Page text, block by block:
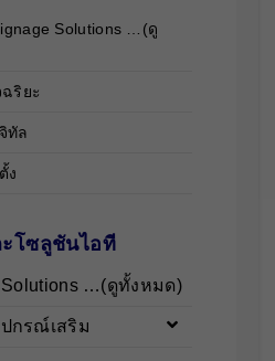
Solutions …(ดู
ริยะ
ทัล
ง
โซลูชันไอที
Solutions …(ดูทั้งหมด)
กรณ์เสริม